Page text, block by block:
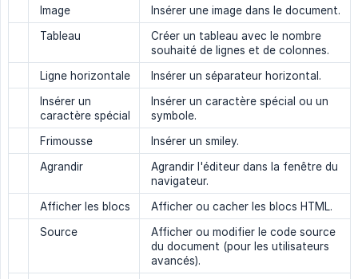
Image
Insérer une image dans le document.
Tableau
Créer un tableau avec le nombre
souhaité de lignes et de colonnes.
Ligne horizontale
Insérer un séparateur horizontal.
Insérer un
caractère spécial
Insérer un caractère spécial ou un
symbole.
Frimousse
Insérer un smiley.
Agrandir
Agrandir l'éditeur dans la fenêtre du
navigateur.
Afficher les blocs
Afficher ou cacher les blocs HTML.
Source
Afficher ou modifier le code source
du document (pour les utilisateurs
avancés).